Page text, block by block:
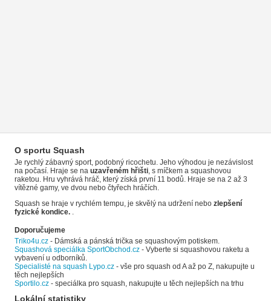
O sportu Squash
Je rychlý zábavný sport, podobný ricochetu. Jeho výhodou je nezávislost
na počasí. Hraje se na uzavřeném hřišti , s míčkem a squashovou
raketou. Hru vyhrává hráč, který získá první 11 bodů. Hraje se na 2 až 3
vítězné gamy, ve dvou nebo čtyřech hráčích.
Squash se hraje v rychlém tempu, je skvělý na udržení nebo zlepšení
fyzické kondice.
Doporučujeme
Triko4u.cz - Dámská a pánská trička se squashovým potiskem.
Squashová speciálka SportObchod.cz - Vyberte si squashovou raketu a
vybavení u odborníků.
Specialisté na squash Lypo.cz - vše pro squash od A až po Z, nakupujte u
těch nejlepších
Sportilo.cz - speciálka pro squash, nakupujte u těch nejlepších na trhu
Lokální statistiky